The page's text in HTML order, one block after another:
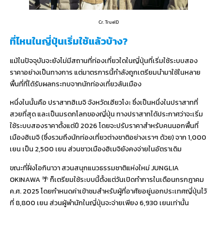
Cr. TrueID
ที่ไหนในญี่ปุ่นเริ่มใช้แล้วบ้าง?
แม้ในปัจจุบันจะยังไม่มีสถานที่ท่องเที่ยวใดในญี่ปุ่นที่เริ่มใช้ระบบสอง
ราคาอย่างเป็นทางการ แต่มาตรการนี้กำลังถูกเตรียมนำมาใช้ในหลาย
พื้นที่ที่ได้รับผลกระทบจากนักท่องเที่ยวล้นเมือง
หนึ่งในนั้นคือ ปราสาทฮิเมจิ จังหวัดเฮียวโงะ ซึ่งเป็นหนึ่งในปราสาทที่
สวยที่สุด และเป็นมรดกโลกของญี่ปุ่น ทางปราสาทได้ประกาศว่าจะเริ่ม
ใช้ระบบสองราคาตั้งแต่ปี 2026 โดยจะปรับราคาสำหรับคนนอกพื้นที่
เมืองฮิเมจิ (ซึ่งรวมถึงนักท่องเที่ยวต่างชาติอย่างเราๆ ด้วย) จาก 1,000
เยน เป็น 2,500 เยน ส่วนชาวเมืองฮิเมจิยังคงจ่ายในอัตราเดิม
ขณะที่ฝั่งโอกินาวา สวนสนุกแนวธรรมชาติแห่งใหม่ JUNGLIA
OKINAWA 🌴 ก็เตรียมใช้ระบบนี้ตั้งแต่วันเปิดทำการในเดือนกรกฎาคม
ค.ศ. 2025 โดยกำหนดค่าเข้าชมสำหรับผู้ที่อาศัยอยู่นอกประเทศญี่ปุ่นไว้
ที่ 8,800 เยน ส่วนผู้พำนักในญี่ปุ่นจะจ่ายเพียง 6,930 เยนเท่านั้น